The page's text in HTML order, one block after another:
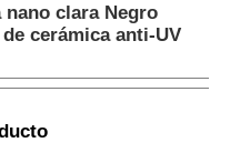
clara Negro
cerámica anti-UV